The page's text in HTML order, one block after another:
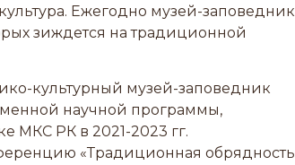
Ежегодно музей-заповедник
зиждется на традиционной
культурный музей-заповедник
научной программы,
МКС РК в 2021-2023 гг.
«Традиционная обрядность